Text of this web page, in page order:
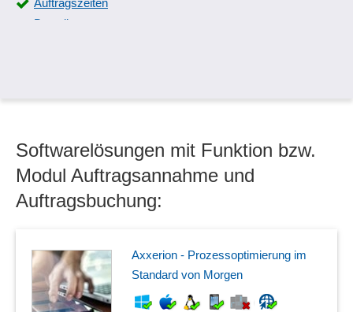
Auftragszeiten
Bestellstatus
EU Geschäftsvorfälle
Kundenhistorie
Kündigungsquoten
Lademittelbewegungen
Manuelle Auftragserfassung
Montageabwicklung
Nachtragsmanagement
Online-Abofunktionen
Softwarelösungen mit Funktion bzw.
Modul Auftragsannahme und
Auftragsbuchung:
Axxerion - Prozessoptimierung im
Standard von Morgen